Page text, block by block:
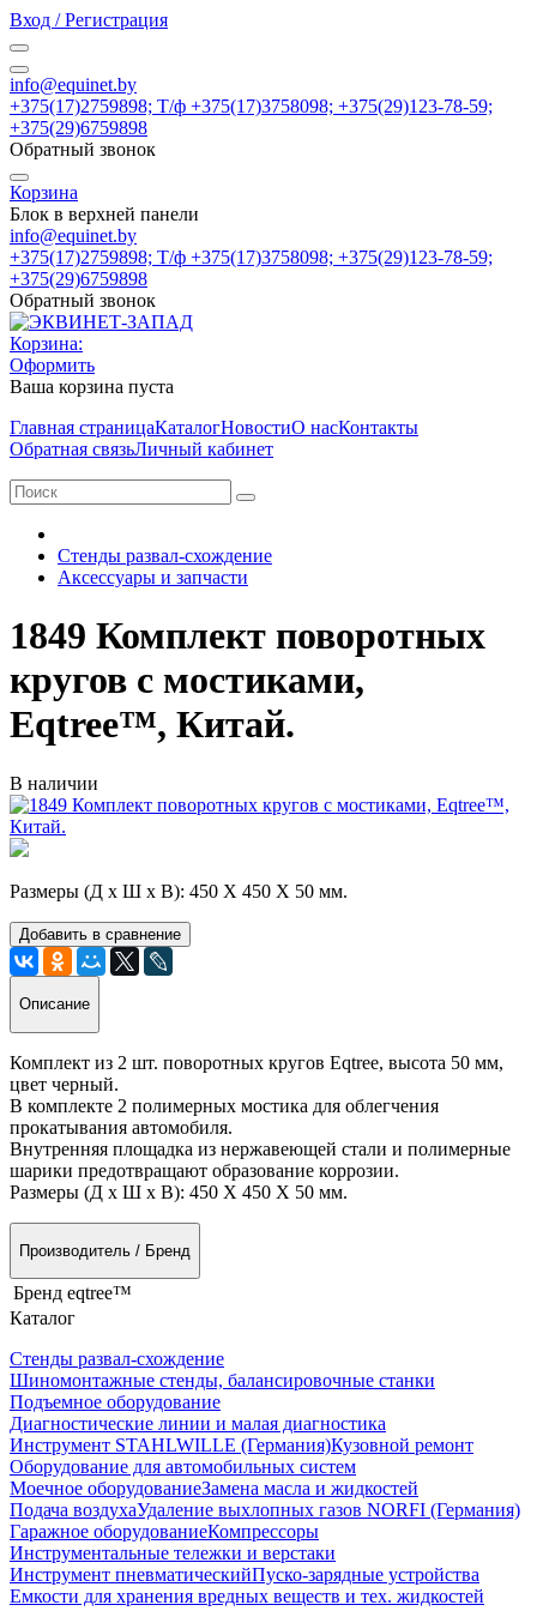
Вход / Регистрация
info@equinet.by
+375(17)2759898; Т/ф +375(17)3758098; +375(29)123-78-59;
+375(29)6759898
Обратный звонок
Корзина
Блок в верхней панели
info@equinet.by
+375(17)2759898; Т/ф +375(17)3758098; +375(29)123-78-59;
+375(29)6759898
Обратный звонок
Корзина:
Оформить
Ваша корзина пуста
Главная страницаКаталогНовостиО насКонтакты
Обратная связьЛичный кабинет
Стенды развал-схождение
Аксессуары и запчасти
1849 Комплект поворотных
кругов с мостиками,
Eqtree™, Китай.
В наличии
Размеры (Д х Ш х В): 450 Х 450 Х 50 мм.
Добавить в сравнение
Описание
Комплект из 2 шт. поворотных кругов Eqtree, высота 50 мм,
цвет черный.
В комплекте 2 полимерных мостика для облегчения
прокатывания автомобиля.
Внутренняя площадка из нержавеющей стали и полимерные
шарики предотвращают образование коррозии.
Размеры (Д х Ш х В): 450 Х 450 Х 50 мм.
Производитель / Бренд
Бренд eqtree™
Каталог
Стенды развал-схождение
Шиномонтажные стенды, балансировочные станки
Подъемное оборудование
Диагностические линии и малая диагностика
Инструмент STAHLWILLE (Германия)Кузовной ремонт
Оборудование для автомобильных систем
Моечное оборудованиеЗамена масла и жидкостей
Подача воздухаУдаление выхлопных газов NORFI (Германия)
Гаражное оборудованиеКомпрессоры
Инструментальные тележки и верстаки
Инструмент пневматическийПуско-зарядные устройства
Емкости для хранения вредных веществ и тех. жидкостей